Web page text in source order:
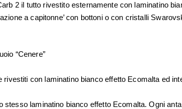
2 il tutto rivestito esternamente con laminatino
a capitonne’ con bottoni o con cristalli
“Cenere”
con laminatino bianco effetto Ecomalta ed
laminatino bianco effetto Ecomalta. Ogni